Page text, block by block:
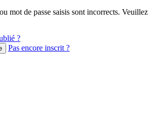
mot de passe saisis sont incorrects. Veuillez
?
Pas encore inscrit ?